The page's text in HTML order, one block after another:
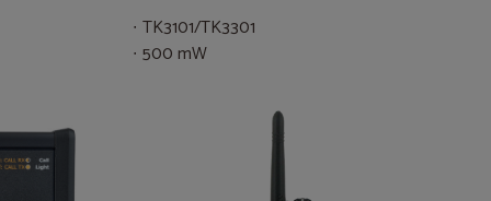
TK3101/TK3301
500 mW